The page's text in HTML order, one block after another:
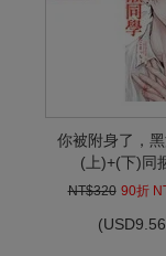
你被附身了，
(上)+(下)同
NT$320 90折
(USD